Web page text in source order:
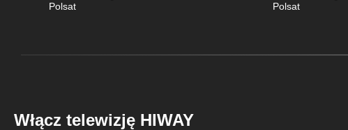
Polsat
Polsat
Włącz telewizję HIWAY